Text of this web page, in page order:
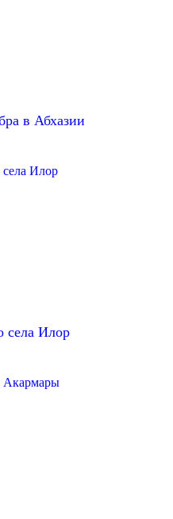
в Абхазии
села Илор